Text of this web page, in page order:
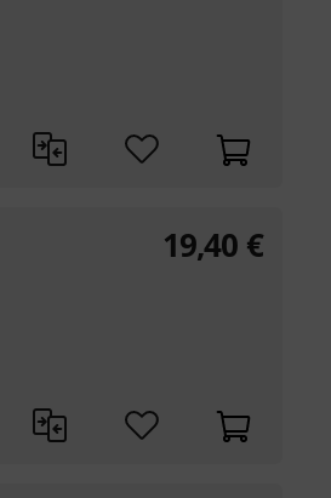
19,40 €